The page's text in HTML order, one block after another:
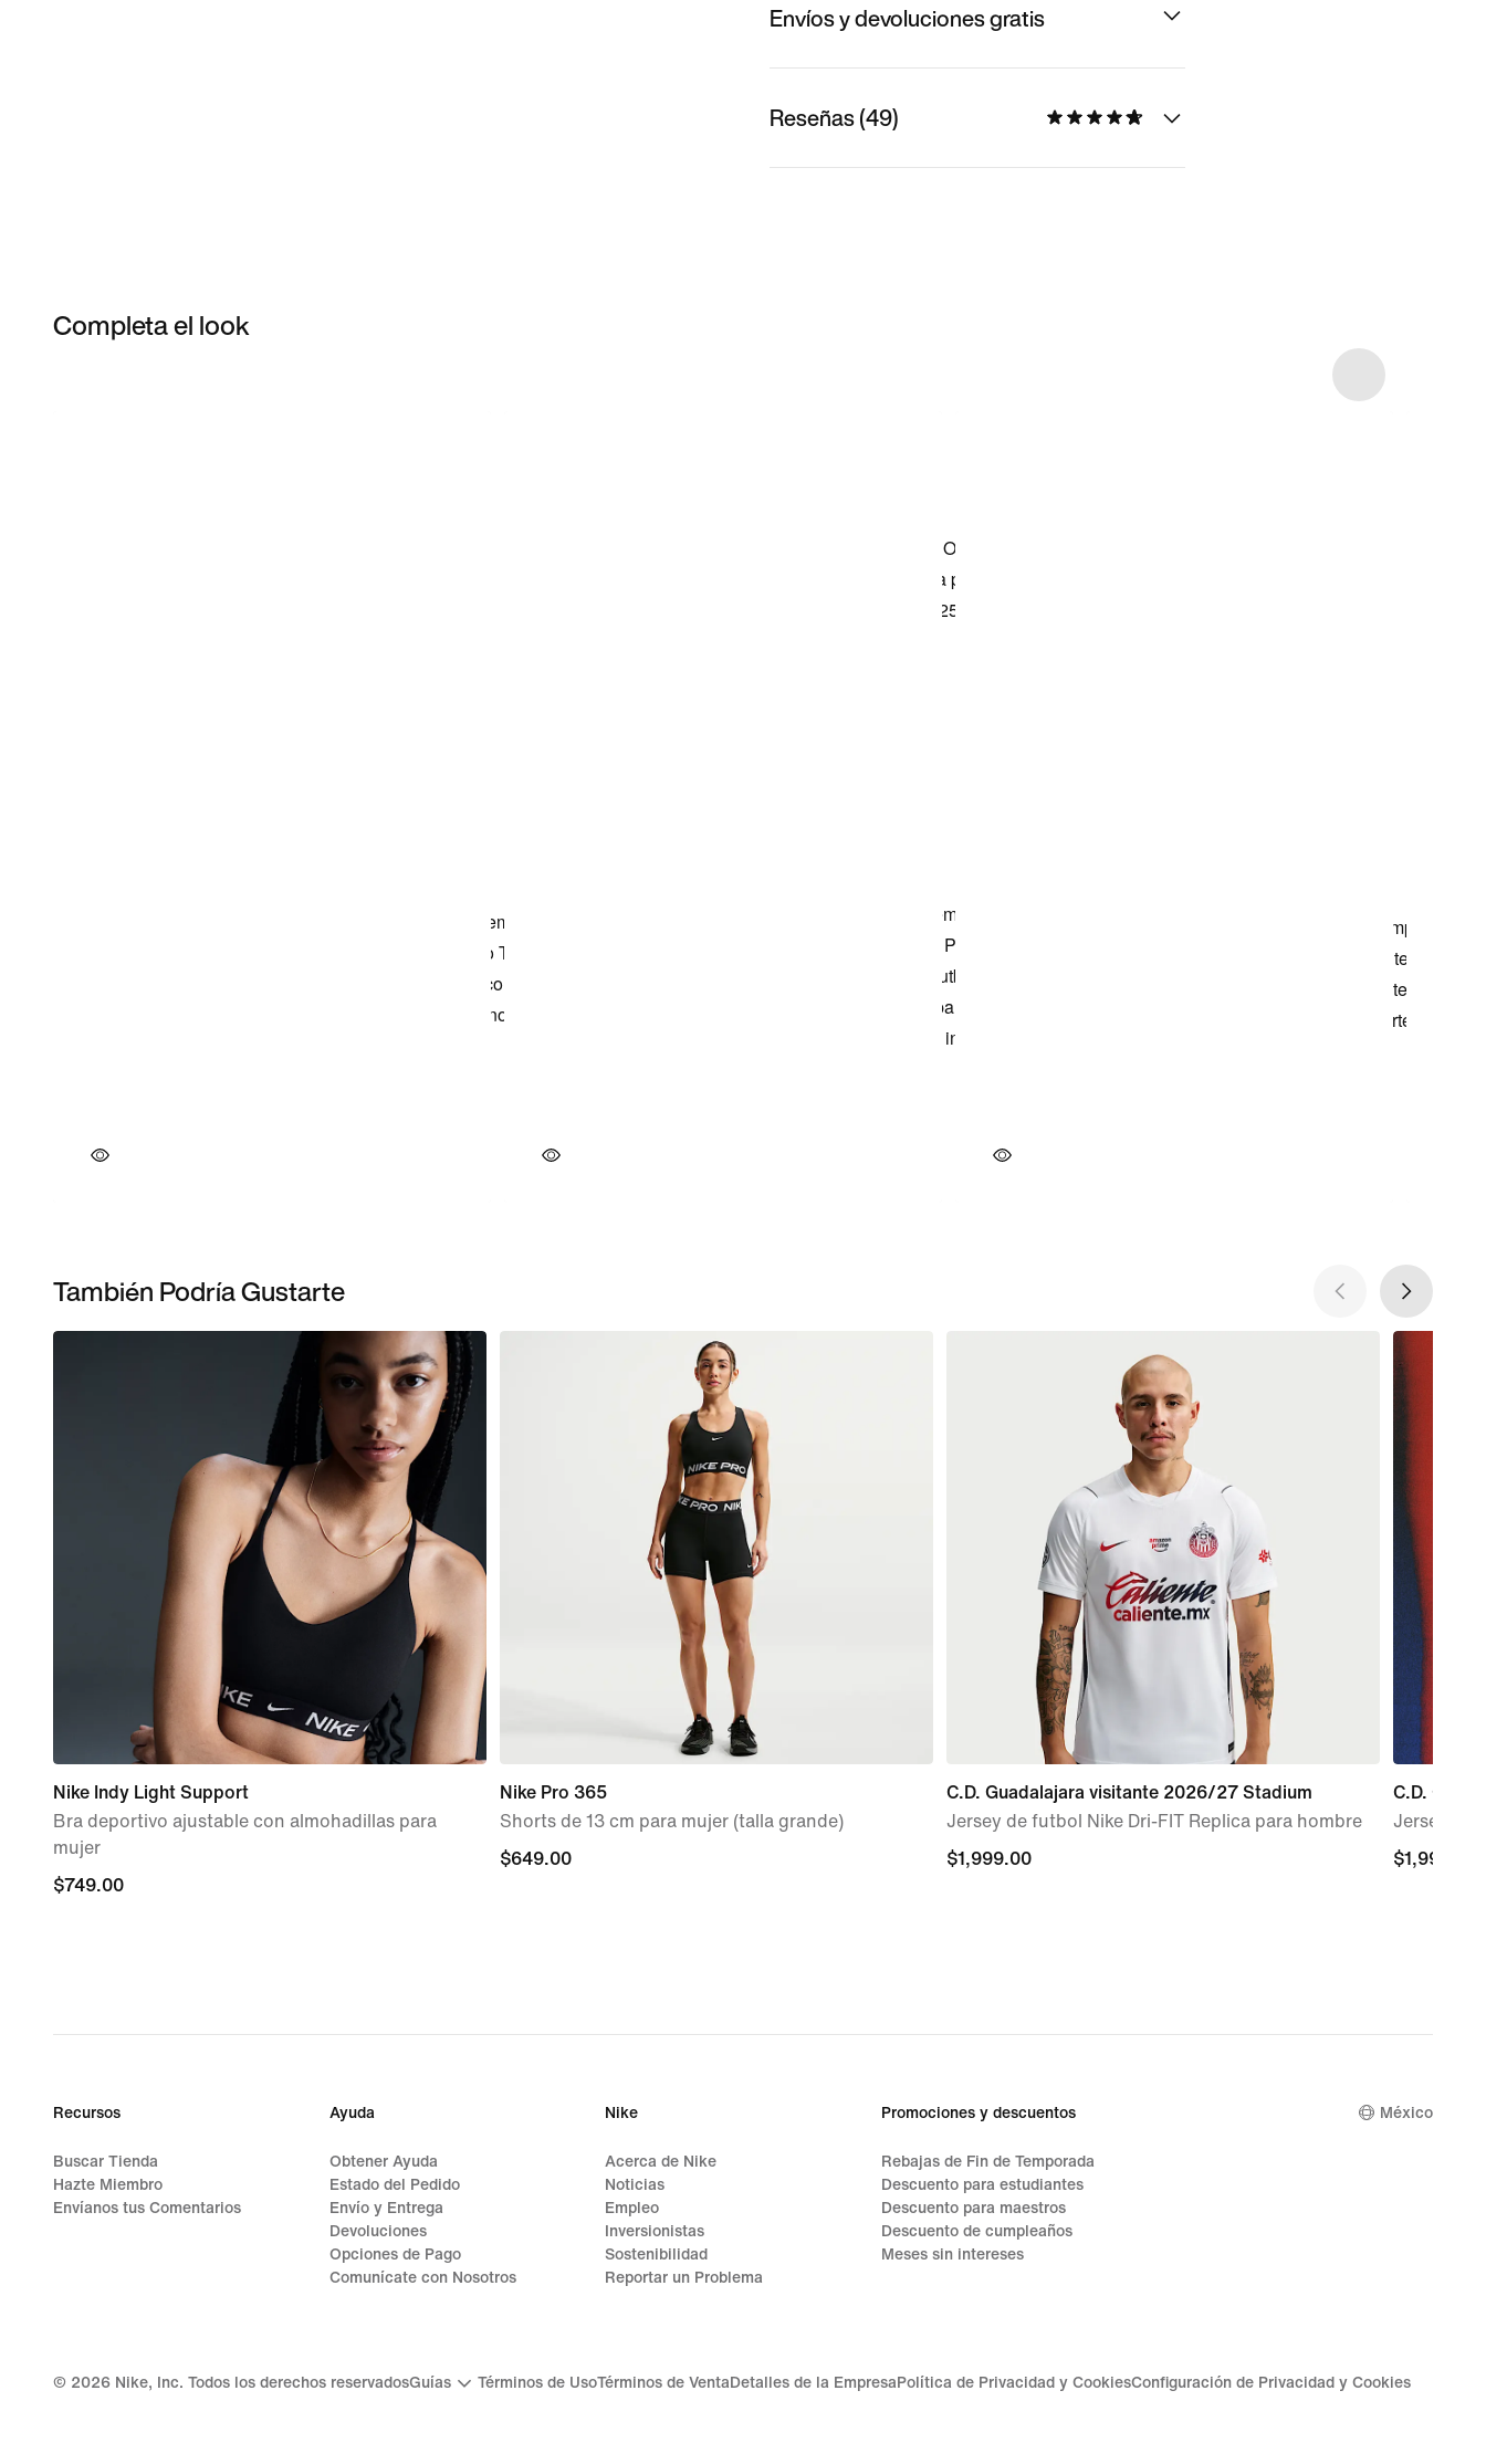
Envíos y devoluciones gratis
Reseñas (49)
Completa el look
También Podría Gustarte
Nike Indy Light Support
Bra deportivo ajustable con almohadillas para
mujer
$749.00
$749.00
Nike Pro 365
Shorts de 13 cm para mujer (talla grande)
$649.00
$649.00
C.D. Guadalajara visitante 2026/27 Stadium
Jersey de futbol Nike Dri-FIT Replica para hombre
$1,999.00
$1,999.00
C.D.
Jersey de
$1,999.00
$1,999.00
Recursos
Buscar Tienda
Hazte Miembro
Envíanos tus Comentarios
Ayuda
Obtener Ayuda
Estado del Pedido
Envío y Entrega
Devoluciones
Opciones de Pago
Comunícate con Nosotros
Nike
Acerca de Nike
Noticias
Empleo
Inversionistas
Sostenibilidad
Reportar un Problema
Promociones y descuentos
Rebajas de Fin de Temporada
Descuento para estudiantes
Descuento para maestros
Descuento de cumpleaños
Meses sin intereses
México
© 2026 Nike, Inc. Todos los derechos reservadosGuías Términos de UsoTérminos de Venta Detalles de la Empresa Política de Privacidad y CookiesConfiguración de Privacidad y Cookies